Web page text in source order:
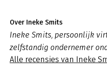
Over Ineke Smits
Ineke Smits, persoonlijk
zelfstandig ondernemer
Alle recensies van Ineke